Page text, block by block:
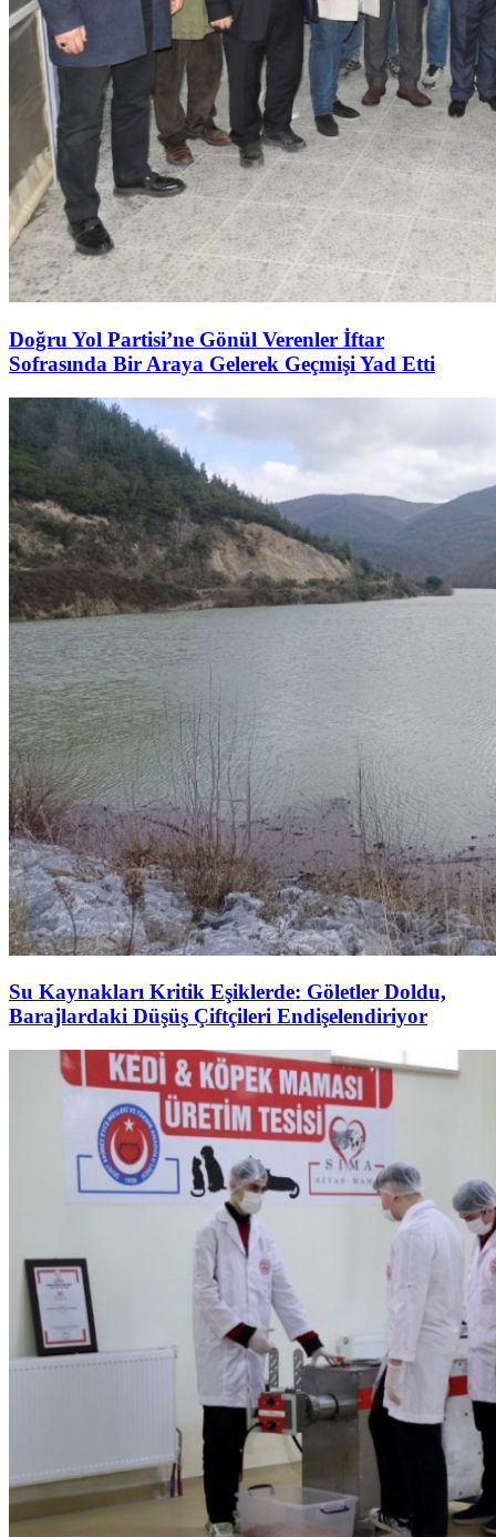
Doğru Yol Partisi’ne Gönül Verenler İftar
Sofrasında Bir Araya Gelerek Geçmişi Yad Etti
Su Kaynakları Kritik Eşiklerde: Göletler Doldu,
Barajlardaki Düşüş Çiftçileri Endişelendiriyor